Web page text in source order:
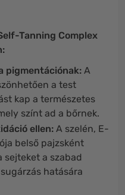
Tanning Complex
pigmentációnak: A
a test
kap a természetes
színt ad a bőrnek.
ellen: A szelén, E-
belső pajzsként
sejteket a szabad
hatására